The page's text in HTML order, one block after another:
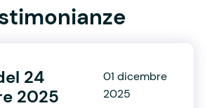
24
2025
01 dicembre
2025